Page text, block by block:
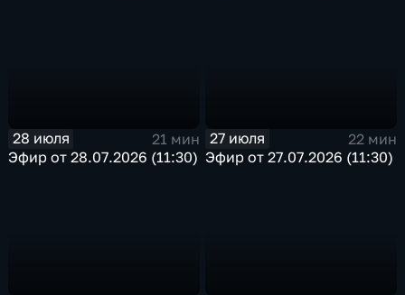
28 июля
21 мин
Эфир от 28.07.2026 (11:30)
27 июля
22 мин
Эфир от 27.07.2026 (11:30)